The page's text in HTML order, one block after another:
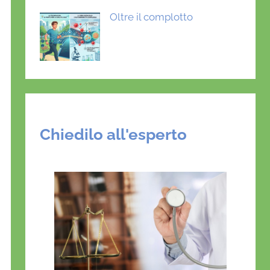
Oltre il complotto
Chiedilo all'esperto